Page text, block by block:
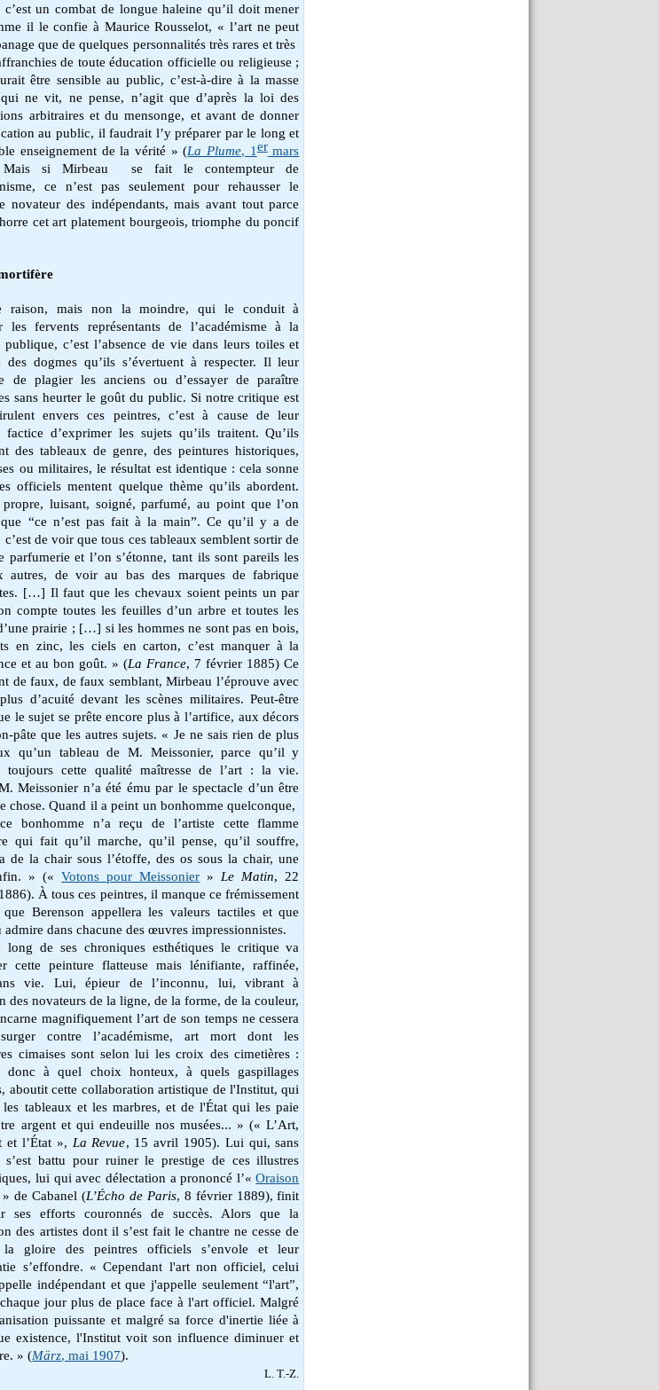
c’est un combat de longue haleine qu’il doit mener
il le confie à Maurice Rousselot, « l’art ne peut
que de quelques personnalités très rares et très
de toute éducation officielle ou religieuse ;
être sensible au public, c’est-à-dire à la masse
ne vit, ne pense, n’agit que d’après la loi des
arbitraires et du mensonge, et avant de donner
au public, il faudrait l’y préparer par le long et
enseignement de la vérité » (La Plume, 1ermars
si Mirbeau se fait le contempteur de
ce n’est pas seulement pour rehausser le
novateur des indépendants, mais avant tout parce
cet art platement bourgeois, triomphe du poncif
raison, mais non la moindre, qui le conduit à
les fervents représentants de l’académisme à la
c’est l’absence de vie dans leurs toiles et
des dogmes qu’ils s’évertuent à respecter. Il leur
de plagier les anciens ou d’essayer de paraître
sans heurter le goût du public. Si notre critique est
envers ces peintres, c’est à cause de leur
factice d’exprimer les sujets qu’ils traitent. Qu’ils
des tableaux de genre, des peintures historiques,
ou militaires, le résultat est identique : cela sonne
officiels mentent quelque thème qu’ils abordent.
propre, luisant, soigné, parfumé, au point que l’on
“ce n’est pas fait à la main”. Ce qu’il y a de
de voir que tous ces tableaux semblent sortir de
parfumerie et l’on s’étonne, tant ils sont pareils les
autres, de voir au bas des marques de fabrique
[…] Il faut que les chevaux soient peints un par
compte toutes les feuilles d’un arbre et toutes les
prairie ; […] si les hommes ne sont pas en bois,
en zinc, les ciels en carton, c’est manquer à la
et au bon goût. » (La France, 7 février 1885) Ce
de faux, de faux semblant, Mirbeau l’éprouve avec
d’acuité devant les scènes militaires. Peut-être
le sujet se prête encore plus à l’artifice, aux décors
pâte que les autres sujets. « Je ne sais rien de plus
qu’un tableau de M. Meissonier, parce qu’il y
toujours cette qualité maîtresse de l’art : la vie.
Meissonier n’a été ému par le spectacle d’un être
chose. Quand il a peint un bonhomme quelconque,
bonhomme n’a reçu de l’artiste cette flamme
qui fait qu’il marche, qu’il pense, qu’il souffre,
de la chair sous l’étoffe, des os sous la chair, une
» («Votons pour Meissonier » Le Matin, 22
À tous ces peintres, il manque ce frémissement
Berenson appellera les valeurs tactiles et que
admire dans chacune des œuvres impressionnistes.
long de ses chroniques esthétiques le critique va
cette peinture flatteuse mais lénifiante, raffinée,
vie. Lui, épieur de l’inconnu, lui, vibrant à
des novateurs de la ligne, de la forme, de la couleur,
magnifiquement l’art de son temps ne cessera
contre l’académisme, art mort dont les
cimaises sont selon lui les croix des cimetières :
donc à quel choix honteux, à quels gaspillages
aboutit cette collaboration artistique de l'Institut, qui
les tableaux et les marbres, et de l'État qui les paie
argent et qui endeuille nos musées... » (« L’Art,
et l’État », La Revue, 15 avril 1905). Lui qui, sans
s’est battu pour ruiner le prestige de ces illustres
lui qui avec délectation a prononcé l’«Oraison
» de Cabanel (L’Écho de Paris, 8 février 1889), finit
ses efforts couronnés de succès. Alors que la
des artistes dont il s’est fait le chantre ne cesse de
la gloire des peintres officiels s’envole et leur
s’effondre. « Cependant l'art non officiel, celui
indépendant et que j'appelle seulement “l'art”,
jour plus de place face à l'art officiel. Malgré
puissante et malgré sa force d'inertie liée à
existence, l'Institut voit son influence diminuer et
» (März, mai 1907).
L. T.-Z.